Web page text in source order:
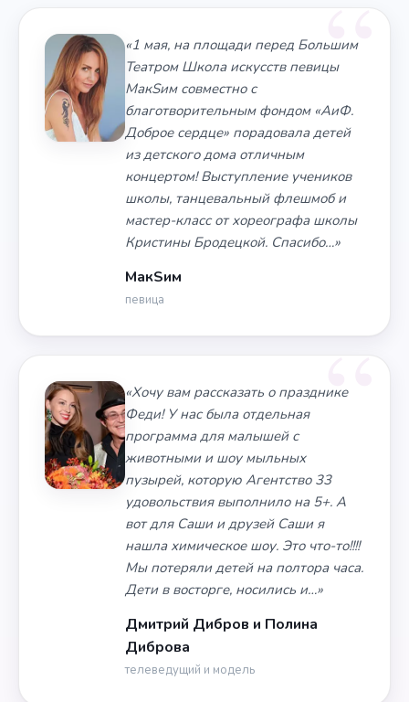
«1 мая, на площади перед Большим
Театром Школа искусств певицы
МакSим совместно с
благотворительным фондом «АиФ.
Доброе сердце» порадовала детей
из детского дома отличным
концертом! Выступление учеников
школы, танцевальный флешмоб и
мастер-класс от хореографа школы
Кристины Бродецкой. Спасибо…»
МакSим
певица
«Хочу вам рассказать о празднике
Феди! У нас была отдельная
программа для малышей с
животными и шоу мыльных
пузырей, которую Агентство 33
удовольствия выполнило на 5+. А
вот для Саши и друзей Саши я
нашла химическое шоу. Это что-то!!!!
Мы потеряли детей на полтора часа.
Дети в восторге, носились и…»
Дмитрий Дибров и Полина
Диброва
телеведущий и модель